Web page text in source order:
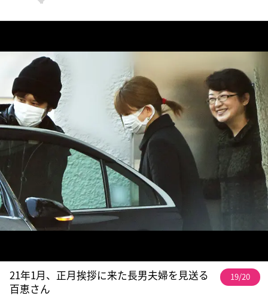
21年1月、正月挨拶に来た長男夫婦を見送る
百恵さん
19/20